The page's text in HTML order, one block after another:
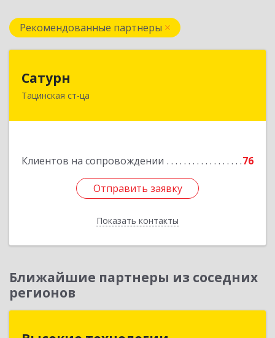
Рекомендованные партнеры
Сатурн
Тацинская ст-ца
Клиентов на сопровождении 76
Отправить заявку
Показать контакты
347060, Ростовская область, Тацинский район,
Отправить заявку
Назад
Ближайшие партнеры из соседних
регионов